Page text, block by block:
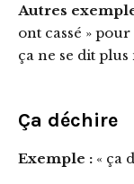
Autres
ont cassé »
ça ne se dit
Ça déchire
Exemple : « ça